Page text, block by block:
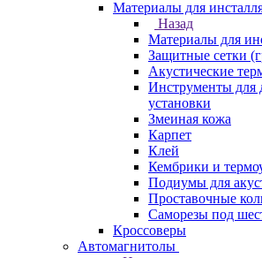
Материалы для
Назад
Материалы для
Защитные сетки
Акустические
Инструменты для
установки
Змеиная кожа
Карпет
Клей
Кембрики и
Подиумы для
Проставочные
Саморезы под
Кроссоверы
Автомагнитолы